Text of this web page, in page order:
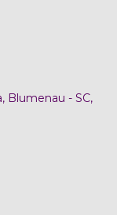
Blumenau - SC,